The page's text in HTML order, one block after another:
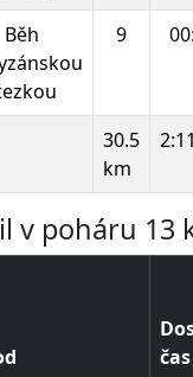
Běh
9
30.5
km
v poháru 13
čas